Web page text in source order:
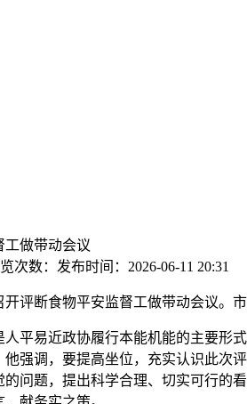
工做带动会议
次数： 发布时间： 2026-06-11 20:31
断食物平安监督工做带动会议。市
易近政协履行本能机能的主要形式
强调，要提高坐位，充实认识此次
问题，提出科学合理、切实可行的